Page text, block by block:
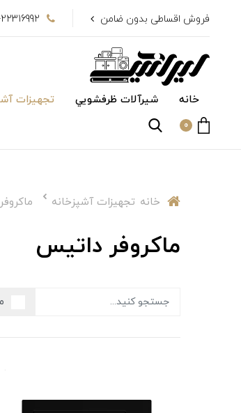
فروش اقساطی بدون ضامن 021-22316927
خانه شیرآلات ظرفشويي تجهیزات
0
خانه تجهیزات آشپزخانه ماكروفر
ماكروفر داتيس